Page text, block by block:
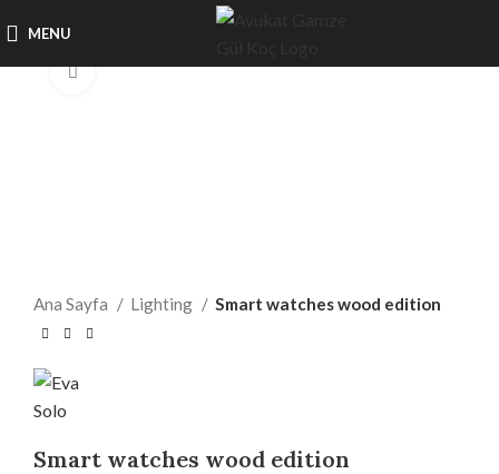
MENU
Click to enlarge
Ana Sayfa Lighting Smart watches wood edition
Smart watches wood edition